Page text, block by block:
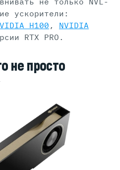
ускорители:
H100 , NVIDIA
RTX PRO.
не просто